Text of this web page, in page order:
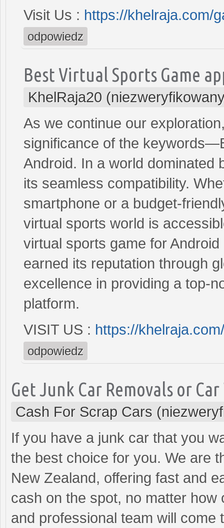
Visit Us : https://khelraja.com/
odpowiedz
Best Virtual Sports Game
KhelRaja20
As we continue our
significance of the
Android. In a world dominated
its seamless compatibility.
smartphone or a budget-
virtual sports world is
virtual sports game for
earned its reputation through
excellence in providing a top-
platform.
VISIT US : https://
odpowiedz
Get Junk Car Removals or
Cash For Scrap Cars
If you have a junk car that you
the best choice for you. We are
New Zealand, offering fast and
cash on the spot, no matter
and professional team will